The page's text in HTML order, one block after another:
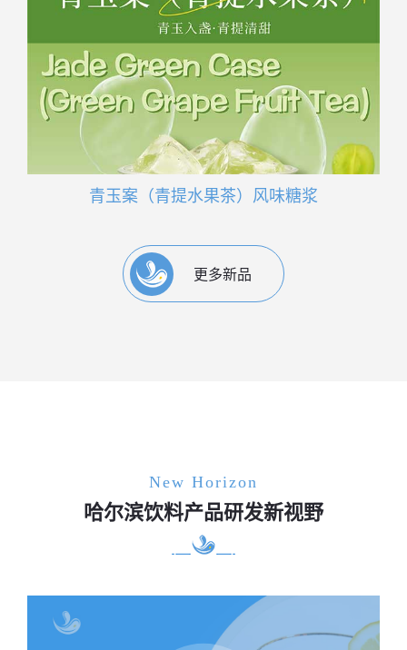
青玉案（青提水果茶）风味糖浆
更多新品
New Horizon
哈尔滨饮料产品研发新视野